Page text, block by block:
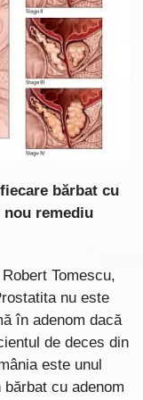
bărbat cu
nou remediu
Tomescu,
nu este
în adenom dacă
de deces din
este unul
cu adenom